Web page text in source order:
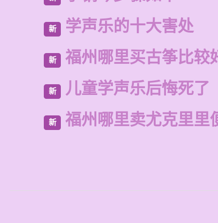
新 学声乐的十大害处
新 福州哪里买古筝比较
新 儿童学声乐后悔死了
新 福州哪里卖尤克里里